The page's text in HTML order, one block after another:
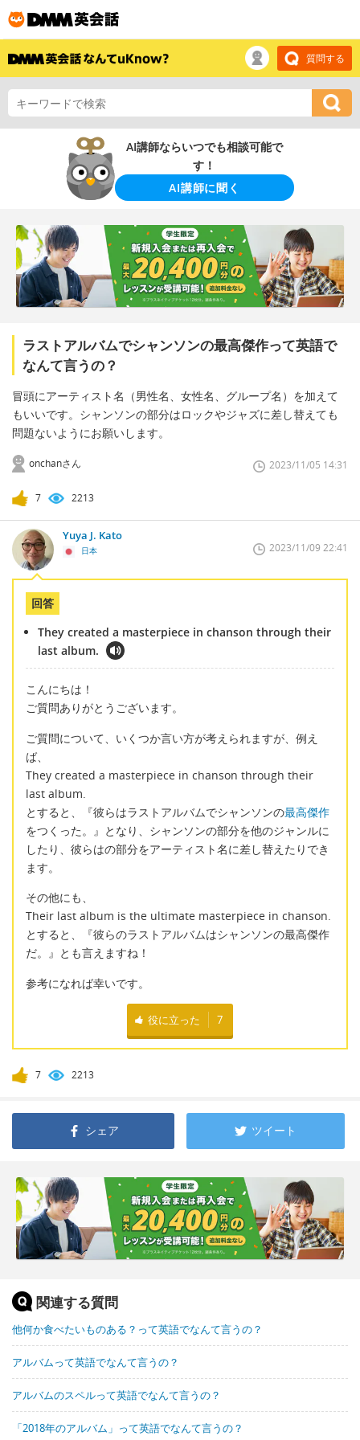
質問する
AI講師ならいつでも相談可能で
す！
AI講師に聞く
ラストアルバムでシャンソンの最高傑作って英語で
なんて言うの？
冒頭にアーティスト名（男性名、女性名、グループ名）を加えて
もいいです。シャンソンの部分はロックやジャズに差し替えても
問題ないようにお願いします。
onchanさん 2023/11/05 14:31
7 2213
Yuya J. Kato
日本 2023/11/09 22:41
回答
They created a masterpiece in chanson through their
last album.
こんにちは！
ご質問ありがとうございます。
ご質問について、いくつか言い方が考えられますが、例え
ば、
They created a masterpiece in chanson through their
last album.
とすると、『彼らはラストアルバムでシャンソンの最高傑作
をつくった。』となり、シャンソンの部分を他のジャンルに
したり、彼らはの部分をアーティスト名に差し替えたりでき
ます。
その他にも、
Their last album is the ultimate masterpiece in chanson.
とすると、『彼らのラストアルバムはシャンソンの最高傑作
だ。』とも言えますね！
参考になれば幸いです。
役に立った 7
7 2213
シェア ツイート
関連する質問
他何か食べたいものある？って英語でなんて言うの？
アルバムって英語でなんて言うの？
アルバムのスペルって英語でなんて言うの？
「2018年のアルバム」って英語でなんて言うの？